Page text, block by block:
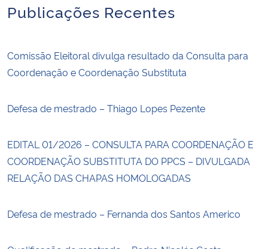
Publicações Recentes
Comissão Eleitoral divulga resultado da Consulta para
Coordenação e Coordenação Substituta
Defesa de mestrado – Thiago Lopes Pezente
EDITAL 01/2026 – CONSULTA PARA COORDENAÇÃO E
COORDENAÇÃO SUBSTITUTA DO PPCS – DIVULGADA
RELAÇÃO DAS CHAPAS HOMOLOGADAS
Defesa de mestrado – Fernanda dos Santos Americo